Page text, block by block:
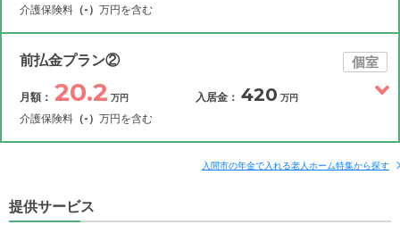
介護保険料 （-） 万円を含む
月額費用 22.2
前払金プラン② 個室
月額： 20.2 万円
介護保険料 （-） 万円を含む
入居金： 420 万円
補足情報
月額費用 ? 20.2 万円
入間市の年金で入れる老人ホーム特集から探す
提供サービス